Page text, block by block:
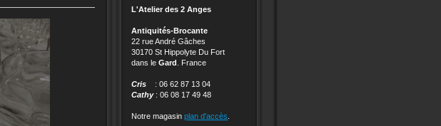
L'Atelier des 2 Anges
Antiquités-Brocante
22 rue André Gâches
30170 St Hippolyte Du Fort
dans le Gard . France
Cris : 06 62 87 13 04
Cathy: 06 08 17 49 48
Notre magasin plan d'accès